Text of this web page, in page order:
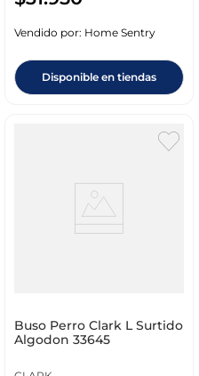
Vendido por: Home Sentry
Disponible en tiendas
Buso Perro Clark L Surtido
Algodon 33645